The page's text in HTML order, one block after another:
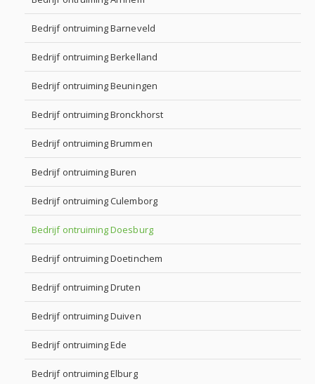
Bedrijf ontruiming Barneveld
Bedrijf ontruiming Berkelland
Bedrijf ontruiming Beuningen
Bedrijf ontruiming Bronckhorst
Bedrijf ontruiming Brummen
Bedrijf ontruiming Buren
Bedrijf ontruiming Culemborg
Bedrijf ontruiming Doesburg
Bedrijf ontruiming Doetinchem
Bedrijf ontruiming Druten
Bedrijf ontruiming Duiven
Bedrijf ontruiming Ede
Bedrijf ontruiming Elburg